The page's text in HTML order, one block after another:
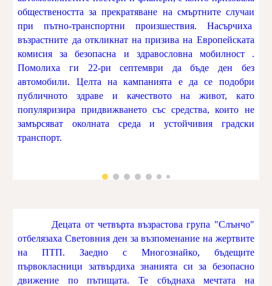
обществеността за прекратяване на смъртните случаи
при пътно-транспортни произшествия. Насърчиха
възрастните да откликнат на призива на Европейската
комисия за безопасна и здравословна мобилност .
Помолиха ги 22-ри септември да бъде ден без
автомобили. Целта на кампанията е да се подобри
публичното здраве и качеството на живот, като
популяризира придвижването със средства, които не
замърсяват околната среда и устойчивия градски
транспорт.
Децата от четвърта възрастова група "Слънчо"
отбелязаха Световния ден за възпоменание на жертвите
на ПТП. Заедно с Многознайко, бъдещите
първокласници затвърдиха знанията си за безопасно
движение по пътищата. Те сбъднаха мечтата на